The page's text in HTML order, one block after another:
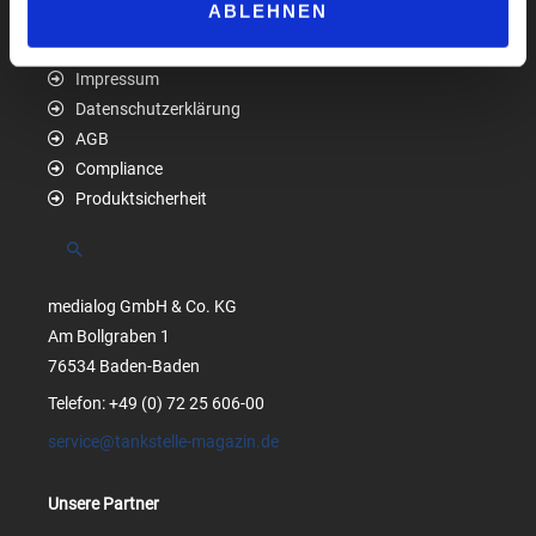
ABLEHNEN
Impressum
Datenschutzerklärung
AGB
Compliance
Produktsicherheit
Suchen
medialog GmbH & Co. KG
Am Bollgraben 1
76534 Baden-Baden
Telefon: +49 (0) 72 25 606-00
service@tankstelle-magazin.de
Unsere Partner